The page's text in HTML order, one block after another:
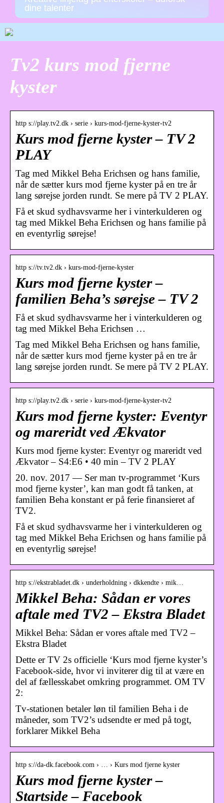
dine talenter
Tv2 kurs mod fjerne
kyster
http s://play.tv2.dk › serie › kurs-mod-fjerne-kyster-tv2
Kurs mod fjerne kyster – TV 2
PLAY
Tag med Mikkel Beha Erichsen og hans familie,
når de sætter kurs mod fjerne kyster på en tre år
lang sørejse jorden rundt. Se mere på TV 2 PLAY.
Få et skud sydhavsvarme her i vinterkulderen og
tag med Mikkel Beha Erichsen og hans familie på
en eventyrlig sørejse!
http s://tv.tv2.dk › kurs-mod-fjerne-kyster
Kurs mod fjerne kyster –
familien Beha’s sørejse – TV 2
Få et skud sydhavsvarme her i vinterkulderen og
tag med Mikkel Beha Erichsen …
Tag med Mikkel Beha Erichsen og hans familie,
når de sætter kurs mod fjerne kyster på en tre år
lang sørejse jorden rundt. Se mere på TV 2 PLAY.
http s://play.tv2.dk › serie › kurs-mod-fjerne-kyster-tv2
Kurs mod fjerne kyster: Eventyr
og mareridt ved Ækvator
Kurs mod fjerne kyster: Eventyr og mareridt ved
Ækvator – S4:E6 • 40 min – TV 2 PLAY
20. nov. 2017 — Ser man tv-programmet ‘Kurs
mod fjerne kyster’, kan man godt få tanken, at
familien Beha konstant er på ferie finansieret af
TV2.
Få et skud sydhavsvarme her i vinterkulderen og
tag med Mikkel Beha Erichsen og hans familie på
en eventyrlig sørejse!
http s://ekstrabladet.dk › underholdning › dkkendte › mik…
Mikkel Beha: Sådan er vores
aftale med TV2 – Ekstra Bladet
Mikkel Beha: Sådan er vores aftale med TV2 –
Ekstra Bladet
Dette er TV 2s officielle ‘Kurs mod fjerne kyster’s
Facebook-side, hvor vi inviterer dig til at være en
del af fællesskabet omkring programmet. OM TV
2:
Tv-stationen betaler løn til familien Beha i de
måneder, som TV2’s udsendte er med på togt,
forklarer Mikkel Beha
http s://da-dk.facebook.com › … › Kurs mod fjerne kyster
Kurs mod fjerne kyster –
Startside – Facebook